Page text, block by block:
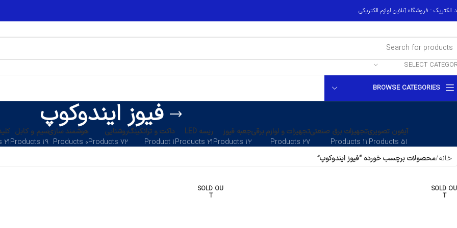
الکتریک - فروشگاه آنلاین لوازم الکتریکی
SELECT
BROWSE CATEGORIES
فیوز ایندوکوپ
آیفون تصویری
۵۱ Products
تجهیزات برق صنعتی
۱۱ Products
تجهیزات و لوازم برقی
۲۷ Products
جعبه فیوز
۱۲ Products
ریسه LED
۲۱ Products
داکت و ترانکینگ
۱ Product
روشنایی
۷۲ Products
هوشمند سازی
۰ Products
سیم و کابل
۱۹ Products
۲۱ Products
خانه محصولات برچسب خورده “فیوز ایندوکوپ”
SOLD OU
T
SOLD OU
T